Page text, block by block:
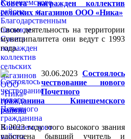
Совета награжден коллектив
сельских магазинов ООО «Ника»
Свою деятельность на территории
муниципалитета они ведут с 1993
года.
30.06.2023 Состоялось
чествование нового
Почетного
гражданина Кинешемского
района
В 2023 году этого высокого звания
удостоена бывший учитель и